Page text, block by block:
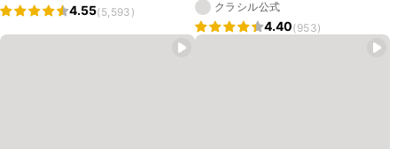
4.55(5,593) クラシル公式
4.40(953)